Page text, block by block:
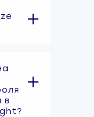
в